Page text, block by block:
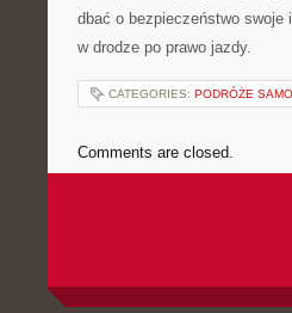
dbać o bezpieczeństwo swoje
w drodze po prawo jazdy.
CATEGORIES: PODRÓŻE
Comments are closed.